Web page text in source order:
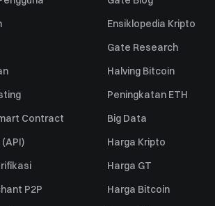
Contract
P2P
Ensiklopedia Kripto
Gate Research
Halving Bitcoin
Peningkatan ETH
Big Data
Harga Kripto
Harga GT
Harga Bitcoin